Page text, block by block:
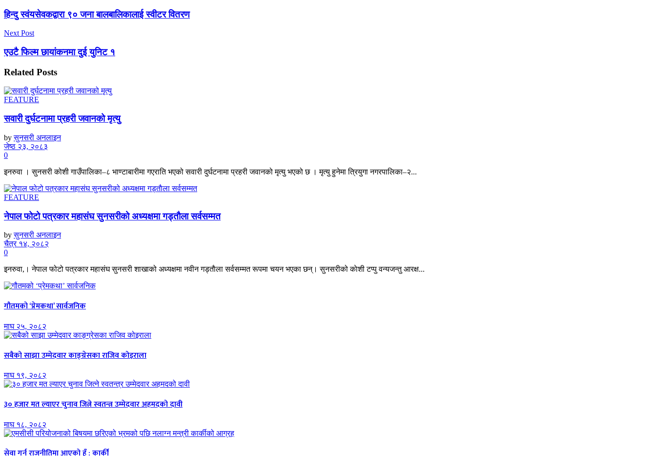
हिन्दु स्वंयसेवकद्वारा ९० जना बालबालिकालाई स्वीटर वितरण
Next Post
एउटै फिल्म छायांकनमा दुई युनिट १
Related Posts
FEATURE
सवारी दुर्घटनामा प्रहरी जवानको मृत्यु
by सुनसरी अनलाइन
जेष्ठ २३, २०८३
0
इनरुवा । सुनसरी कोशी गाउँपालिका–८ भाण्टाबारीमा गएराति भएको सवारी दुर्घटनामा प्रहरी जवानको मृत्यु भएको छ । मृत्यु हुनेमा त्रियुगा नगरपालिका–२...
FEATURE
नेपाल फोटो पत्रकार महासंघ सुनसरीको अध्यक्षमा गड्ताैला सर्वसम्मत
by सुनसरी अनलाइन
चैत्र १४, २०८२
0
इनरुवा,। नेपाल फोटो पत्रकार महासंघ सुनसरी शाखाको अध्यक्षमा नवीन गड्ताैला सर्वसम्मत रूपमा चयन भएका छन्। सुनसरीको काेशी टप्पु वन्यजन्तु आरक्ष...
गौतमको ‘प्रेमकथा’ सार्वजनिक
माघ २५, २०८२
सबैको साझा उम्मेदवार काङ्ग्रेसका राजिव कोइराला
माघ १९, २०८२
३० हजार मत ल्याएर चुनाव जित्ने स्वतन्त्र उम्मेदवार अहमदको दावी
माघ १८, २०८२